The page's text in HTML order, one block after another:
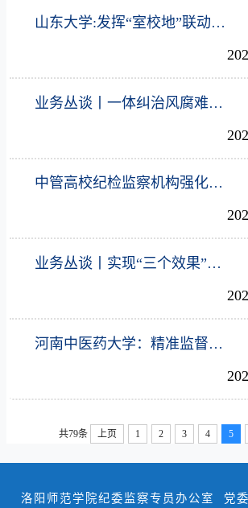
山东大学:发挥“室校地”联动优势 凝聚正风肃纪反腐合力
业务丛谈丨一体纠治风腐难点问题
中管高校纪检监察机构强化问题线索处置 推动案件查办提质增效
业务丛谈丨实现“三个效果”有机统一
河南中医药大学：精准监督护航学校“双一流”创建
共79条 上页 1 2 3 4 5
洛阳师范学院纪委监察专员办公室 党